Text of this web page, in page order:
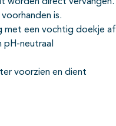
worden direct vervangen.
is.
met een vochtig doekje af
pH-neutraal
voorzien en dient